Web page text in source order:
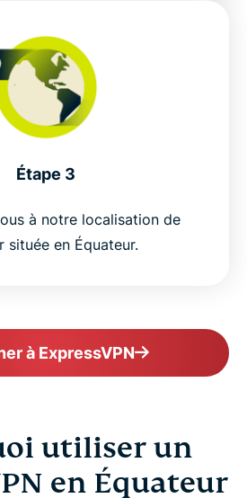
Étape 3
à notre localisation de
située en Équateur.
à ExpressVPN
utiliser un
en Équateur